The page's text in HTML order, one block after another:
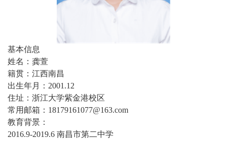
基本信息
姓名：龚萱
籍贯：江西南昌
出生年月： 2001.12
住址：浙江大学紫金港校区
常用邮箱： 18179161077@163.com
教育背景：
2016.9-2019.6 南昌市第二中学